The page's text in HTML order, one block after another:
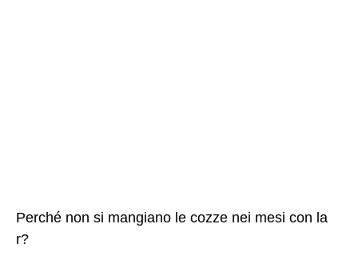
Perché non si mangiano le cozze nei mesi con la
r?